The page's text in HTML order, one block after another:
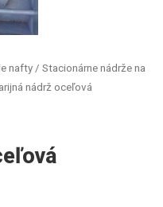
nafty / Stacionárne nádrže na
nádrž oceľová